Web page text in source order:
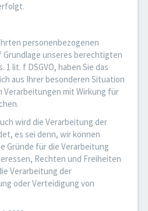
personenbezogenen
unseres berechtigten
1 lit. f DSGVO, haben Sie das
aus Ihrer besonderen Situation
Verarbeitungen mit Wirkung für
wird die Verarbeitung der
es sei denn, wir können
Gründe für die Verarbeitung
Rechten und Freiheiten
Verarbeitung der
oder Verteidigung von